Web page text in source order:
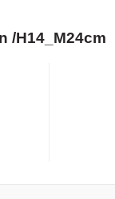
/H14_M24cm